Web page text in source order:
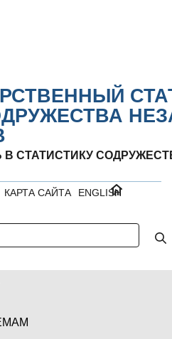
СТАТИСТИКУ
ENGLISH
КАРТА САЙТА